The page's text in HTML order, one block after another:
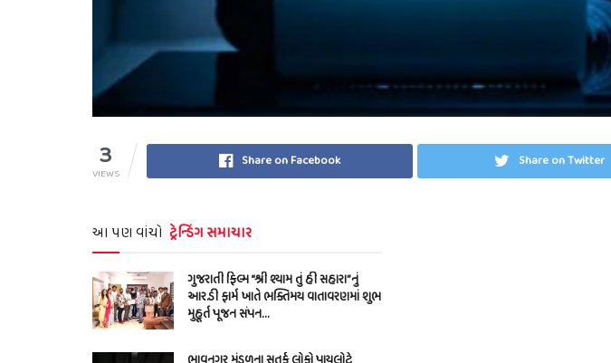
3
VIEWS
Share on Facebook Share on Twitter
આ પણ વાંચો ટ્રેન્ડિંગ સમાચાર
ગુજરાતી ફિલ્મ “શ્રી શ્યામ તું હી સહારા”નું
આર.ડી ફાર્મ ખાતે ભક્તિમય વાતાવરણમાં શુભ
મુહૂર્ત પૂજન સંપન…